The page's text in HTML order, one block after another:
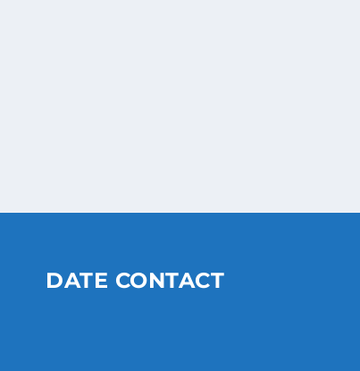
DATE CONTACT